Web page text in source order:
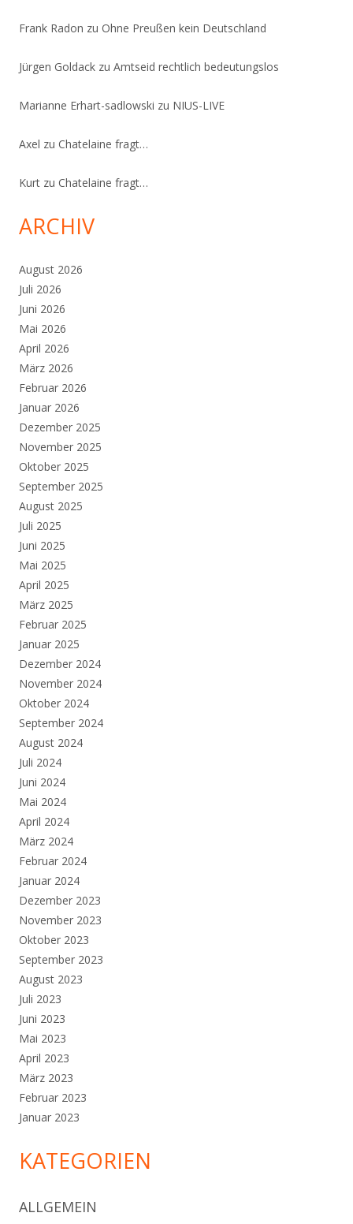
Frank Radon zu Ohne Preußen kein Deutschland
Jürgen Goldack zu Amtseid rechtlich bedeutungslos
Marianne Erhart-sadlowski zu NIUS-LIVE
Axel zu Chatelaine fragt…
Kurt zu Chatelaine fragt…
ARCHIV
August 2026
Juli 2026
Juni 2026
Mai 2026
April 2026
März 2026
Februar 2026
Januar 2026
Dezember 2025
November 2025
Oktober 2025
September 2025
August 2025
Juli 2025
Juni 2025
Mai 2025
April 2025
März 2025
Februar 2025
Januar 2025
Dezember 2024
November 2024
Oktober 2024
September 2024
August 2024
Juli 2024
Juni 2024
Mai 2024
April 2024
März 2024
Februar 2024
Januar 2024
Dezember 2023
November 2023
Oktober 2023
September 2023
August 2023
Juli 2023
Juni 2023
Mai 2023
April 2023
März 2023
Februar 2023
Januar 2023
KATEGORIEN
ALLGEMEIN